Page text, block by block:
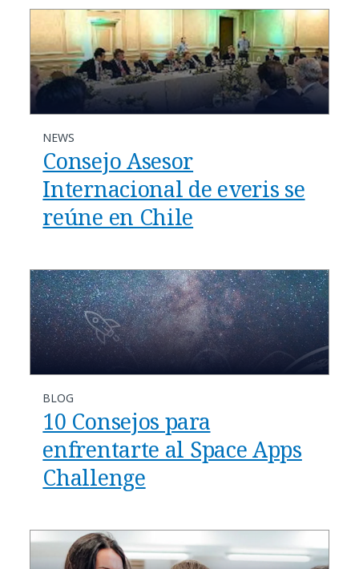
NEWS
Consejo Asesor
Internacional de everis se
reúne en Chile
BLOG
10 Consejos para
enfrentarte al Space Apps
Challenge